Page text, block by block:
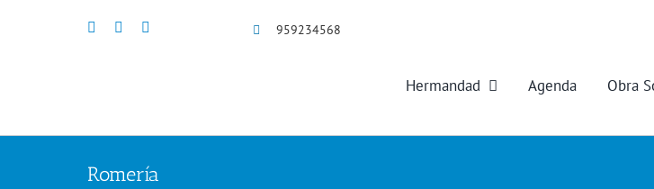
959234568
Hermandad Agenda Obra
Romería